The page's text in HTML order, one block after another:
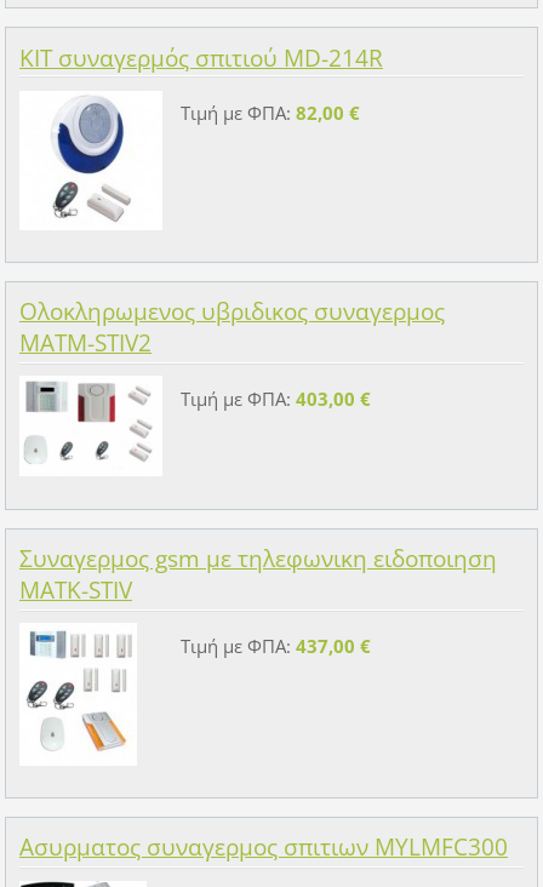
KIT συναγερμός σπιτιού MD-214R
Τιμή με ΦΠΑ: 82,00 €
Ολοκληρωμενος υβριδικος συναγερμος
MATM-STIV2
Τιμή με ΦΠΑ: 403,00 €
Συναγερμος gsm με τηλεφωνικη ειδοποιηση
MATK-STIV
Τιμή με ΦΠΑ: 437,00 €
Ασυρματος συναγερμος σπιτιων MYLMFC300